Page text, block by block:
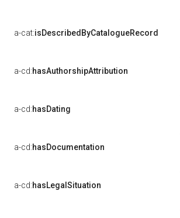
a-cat:isDescribedByCatalogueRecord
a-cd:hasAuthorshipAttribution
a-cd:hasDating
a-cd:hasDocumentation
a-cd:hasLegalSituation